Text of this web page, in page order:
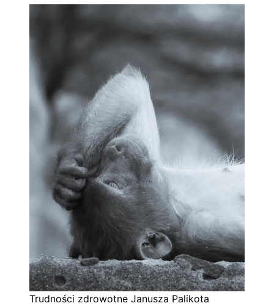
Trudności zdrowotne Janusza Palikota